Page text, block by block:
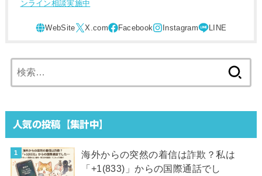
ンライン相談実施中
索:
人気の投稿【集計中】
海外からの突然の着信は詐欺？私は
「+1(833)」からの国際通話でし